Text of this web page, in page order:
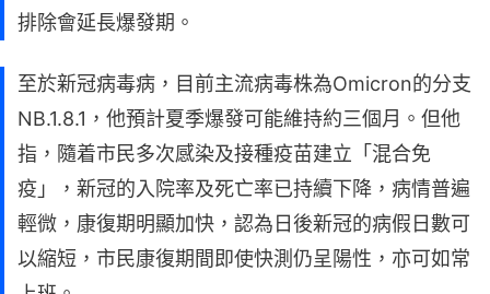
排除會延長爆發期。
至於新冠病毒病，目前主流病毒株為Omicron的分支
NB.1.8.1，他預計夏季爆發可能維持約三個月。但他
指，隨着市民多次感染及接種疫苗建立「混合免
疫」，新冠的入院率及死亡率已持續下降，病情普遍
輕微，康復期明顯加快，認為日後新冠的病假日數可
以縮短，市民康復期間即使快測仍呈陽性，亦可如常